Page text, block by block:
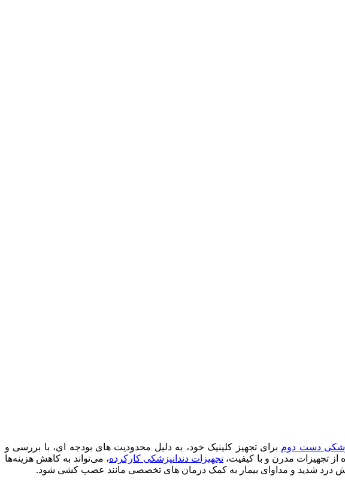
دست دوم برای تجهیز کلینیک خود، به دلیل محدودیت‌ های بودجه‌ ای، با بررسی و
از تجهیزات مدرن و با کیفیت، تجهیزات دندانپزشکی کارکرده، می‌تواند به کاهش هزینه‌ها
درد شدید و مداوای بیمار به کمک درمان ‌های تخصصی مانند عصب ‌کشی شود.